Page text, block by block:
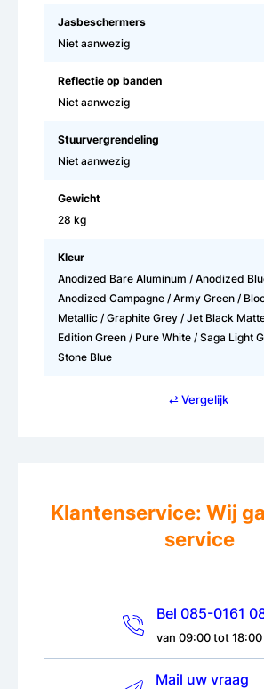
Jasbeschermers
Niet aanwezig
Reflectie op banden
Niet aanwezig
Stuurvergrendeling
Niet aanwezig
Gewicht
28 kg
Kleur
Anodized Bare Aluminum / Anodized
Anodized Campagne / Army Green /
Metallic / Graphite Grey / Jet Black
Edition Green / Pure White / Saga Light
Stone Blue
⇄ Vergelijk
Klantenservice: Wij
service
Bel 085-0161
van 09:00 tot 18:00
Mail uw vraag